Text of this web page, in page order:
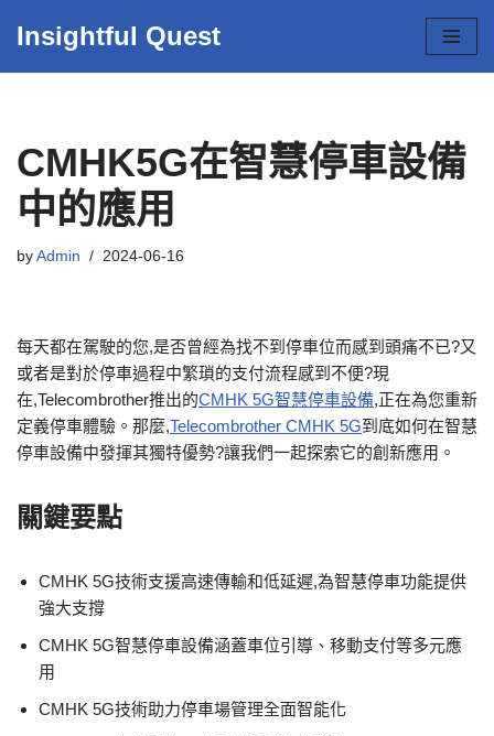
Insightful Quest
CMHK5G在智慧停車設備
中的應用
by Admin 2024-06-16
每天都在駕駛的您,是否曾經為找不到停車位而感到頭痛不已?又
或者是對於停車過程中繁瑣的支付流程感到不便?現
在,Telecombrother推出的CMHK 5G智慧停車設備,正在為您重新
定義停車體驗。那麼,Telecombrother CMHK 5G到底如何在智慧
停車設備中發揮其獨特優勢?讓我們一起探索它的創新應用。
關鍵要點
CMHK 5G技術支援高速傳輸和低延遲,為智慧停車功能提供
強大支撐
CMHK 5G智慧停車設備涵蓋車位引導、移動支付等多元應
用
CMHK 5G技術助力停車場管理全面智能化